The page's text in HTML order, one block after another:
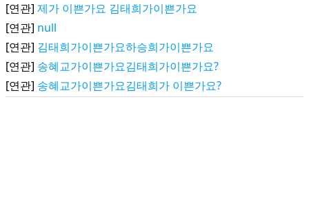
[연관] 제가 이쁜가요 김태희가이쁜가요
[연관] null
[연관] 김태희가이쁜가요하승희가이쁜가요
[연관] 송혜교가이쁜가요김태희가이쁜가요?
[연관] 송혜교가이쁜가요김태희가 이쁜가요?